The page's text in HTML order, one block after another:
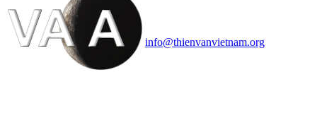
info@thienvanvietnam.org